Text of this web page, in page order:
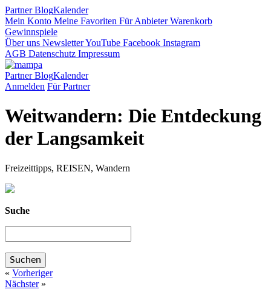
PartnerBlogKalender
Mein Konto Meine Favoriten Für AnbieterWarenkorb
Gewinnspiele
Über uns NewsletterYouTube Facebook Instagram
AGB Datenschutz Impressum
PartnerBlogKalender
Anmelden Für Partner
Weitwandern: Die Entdeckung
der Langsamkeit
Freizeittipps, REISEN, Wandern
Suche
« Vorheriger
Nächster»